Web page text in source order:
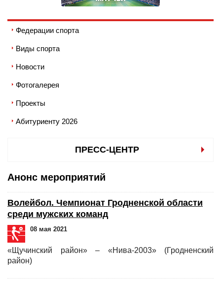
Федерации спорта
Виды спорта
Новости
Фотогалерея
Проекты
Абитуриенту 2026
ПРЕСС-ЦЕНТР
Анонс мероприятий
Волейбол. Чемпионат Гродненской области
среди мужских команд
08 мая 2021
«Щучинский район» – «Нива-2003» (Гродненский
район)